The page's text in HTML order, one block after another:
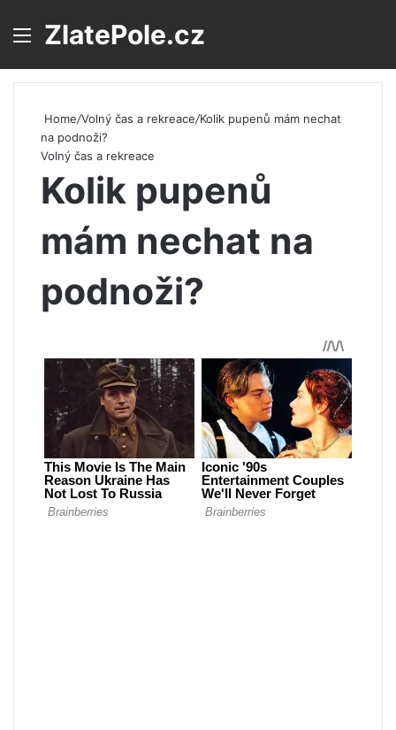
Menu
ZlatePole.cz
Home/Volný čas a rekreace/Kolik pupenů mám nechat
na podnoži?
Volný čas a rekreace
Kolik pupenů
mám nechat na
podnoži?